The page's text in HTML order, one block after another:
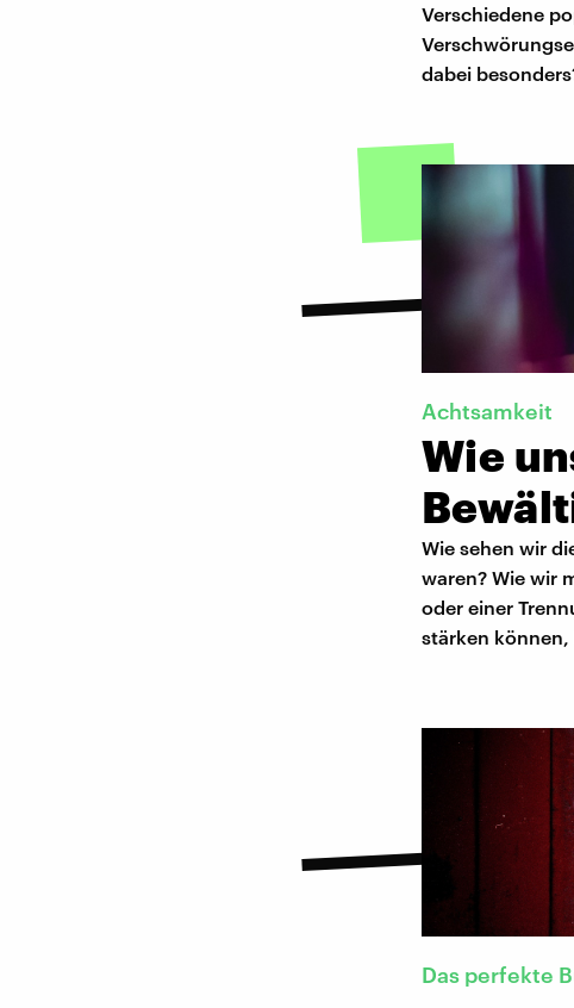
Verschiedene
dabei
Achtsamkeit
Wie
Wie sehen wir
waren? Wie wir
oder einer
stärken können,
Das perfekte